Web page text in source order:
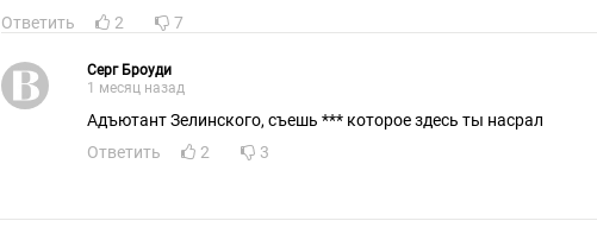
Ответить
2 7
Серг Броуди
1 месяц назад
Адъютант Зелинского, съешь *** которое здесь ты насрал
Ответить
2 3